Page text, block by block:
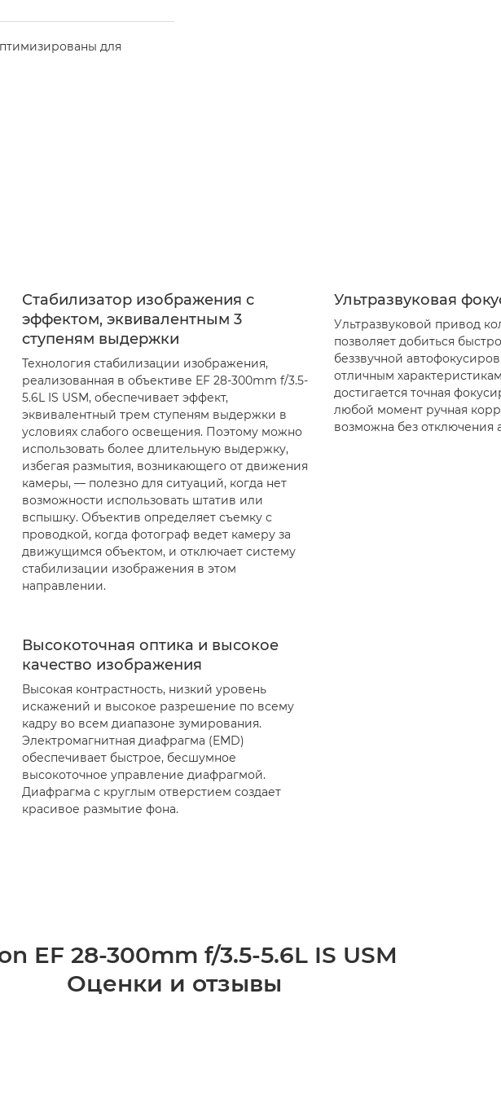
для
Стабилизатор изображения с
эффектом, эквивалентным 3
ступеням выдержки
Технология стабилизации изображения,
реализованная в объективе EF 28-300mm f/3.5-
5.6L IS USM, обеспечивает эффект,
эквивалентный трем ступеням выдержки в
условиях слабого освещения. Поэтому можно
использовать более длительную выдержку,
избегая размытия, возникающего от движения
камеры, — полезно для ситуаций, когда нет
возможности использовать штатив или
вспышку. Объектив определяет съемку с
проводкой, когда фотограф ведет камеру за
движущимся объектом, и отключает систему
стабилизации изображения в этом
направлении.
Ультразвуковая
Ультразвуковой привод
позволяет добиться
беззвучной
отличным
достигается точная
любой момент ручная
возможна без отключения
Высокоточная оптика и высокое
качество изображения
Высокая контрастность, низкий уровень
искажений и высокое разрешение по всему
кадру во всем диапазоне зумирования.
Электромагнитная диафрагма (EMD)
обеспечивает быстрое, бесшумное
высокоточное управление диафрагмой.
Диафрагма с круглым отверстием создает
красивое размытие фона.
EF 28-300mm f/3.5-5.6L IS USM
Оценки и отзывы